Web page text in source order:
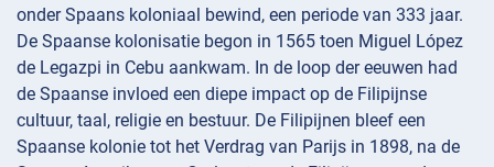
onder Spaans koloniaal bewind, een periode van 333 jaar.
De Spaanse kolonisatie begon in 1565 toen Miguel López
de Legazpi in Cebu aankwam. In de loop der eeuwen had
de Spaanse invloed een diepe impact op de Filipijnse
cultuur, taal, religie en bestuur. De Filipijnen bleef een
Spaanse kolonie tot het Verdrag van Parijs in 1898, na de